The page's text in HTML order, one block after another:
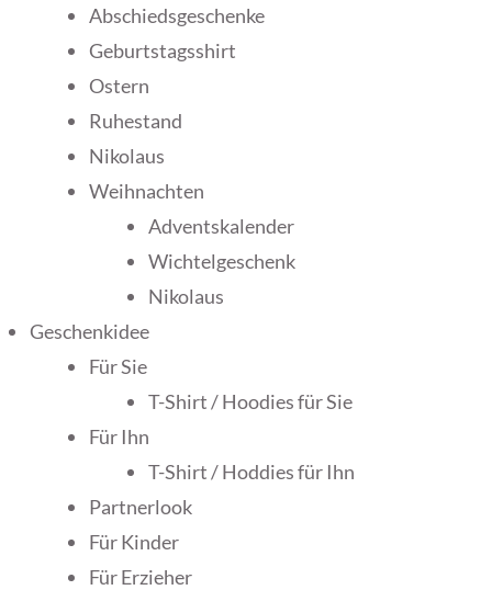
Abschiedsgeschenke
Geburtstagsshirt
Ostern
Ruhestand
Nikolaus
Weihnachten
Adventskalender
Wichtelgeschenk
Nikolaus
Geschenkidee
Für Sie
T-Shirt / Hoodies für Sie
Für Ihn
T-Shirt / Hoddies für Ihn
Partnerlook
Für Kinder
Für Erzieher